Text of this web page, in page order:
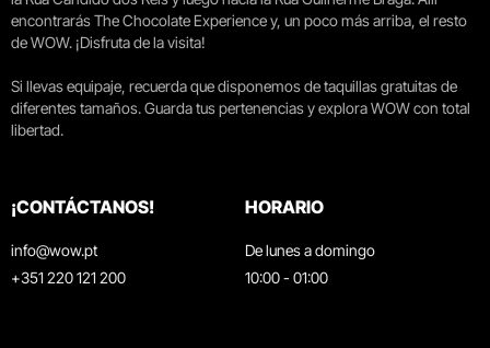
encontrarás The Chocolate Experience y, un poco más arriba, el resto
de WOW. ¡Disfruta de la visita!
Si llevas equipaje, recuerda que disponemos de taquillas gratuitas de
diferentes tamaños. Guarda tus pertenencias y explora WOW con total
libertad.
¡CONTÁCTANOS!
info@wow.pt
+351 220 121 200
HORARIO
De lunes a domingo
10:00 - 01:00